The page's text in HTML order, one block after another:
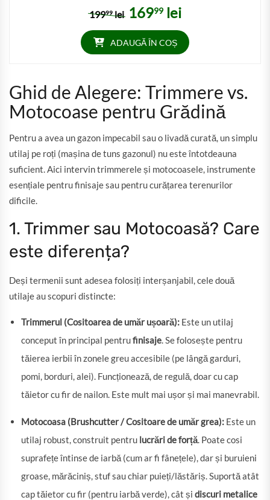
19999 lei Prețul inițial a fost: 19999 lei.
16999 lei
ADAUGĂ ÎN COȘ
Ghid de Alegere: Trimmere vs.
Motocoase pentru Grădină
Pentru a avea un gazon impecabil sau o livadă curată, un simplu
utilaj pe roți (mașina de tuns gazonul) nu este întotdeauna
suficient. Aici intervin trimmerele și motocoasele, instrumente
esențiale pentru finisaje sau pentru curățarea terenurilor
dificile.
1. Trimmer sau Motocoasă? Care
este diferența?
Deși termenii sunt adesea folosiți interșanjabil, cele două
utilaje au scopuri distincte:
Trimmerul (Cositoarea de umăr ușoară): Este un utilaj
conceput în principal pentrufinisaje. Se folosește pentru
tăierea ierbii în zonele greu accesibile (pe lângă garduri,
pomi, borduri, alei). Funcționează, de regulă, doar cu cap
tăietor cu fir de nailon. Este mult mai ușor și mai manevrabil.
Motocoasa (Brushcutter / Cositoare de umăr grea): Este un
utilaj robust, construit pentru lucrări de forță. Poate cosi
suprafețe întinse de iarbă (cum ar fi fânețele), dar și buruieni
groase, mărăciniș, stuf sau chiar puieți/lăstăriș. Suportă atât
cap tăietor cu fir (pentru iarbă verde), cât și discuri metalice